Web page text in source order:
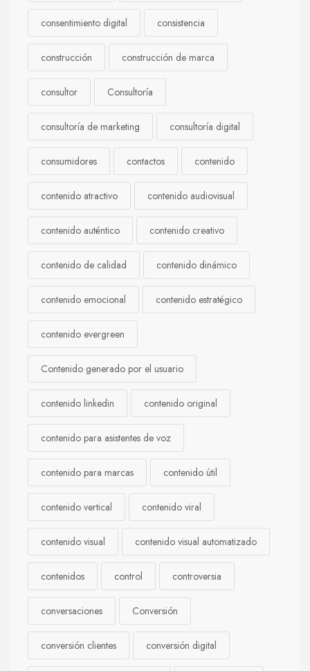
consentimiento digital consistencia
construcción construcción de marca
consultor Consultoría
consultoría de marketing consultoría digital
consumidores contactos contenido
contenido atractivo contenido audiovisual
contenido auténtico contenido creativo
contenido de calidad contenido dinámico
contenido emocional contenido estratégico
contenido evergreen
Contenido generado por el usuario
contenido linkedin contenido original
contenido para asistentes de voz
contenido para marcas contenido útil
contenido vertical contenido viral
contenido visual contenido visual automatizado
contenidos control controversia
conversaciones Conversión
conversión clientes conversión digital